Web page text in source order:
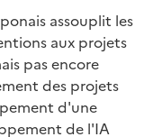
UFG souhaite
charbon Et aussi :
du nucléaire
à Fukushima /
des vieux
Climat Focus :